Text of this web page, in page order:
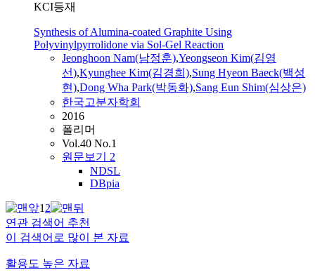
KCI등재
Synthesis of Alumina-coated Graphite Using
Polyvinylpyrrolidone via Sol-Gel Reaction
Jeonghoon Nam(남정훈),Yeongseon Kim(김영
선),Kyunghee Kim(김경희),Sung Hyeon Baeck(백성
현),Dong Wha Park(박동화),Sang Eun Shim(심상은)
한국고분자학회
2016
폴리머
Vol.40 No.1
원문보기 2
NDSL
DBpia
12
연관 검색어 추천
이 검색어로 많이 본 자료
활용도 높은 자료